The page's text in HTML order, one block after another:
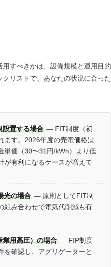
すべきかは、設備規模と運用目的
リストで、あなたの状況に合った
設置する場合 — FIT制度（初
ます。2026年度の売電価格は
単価（30〜31円/kWh）より低
が有利になるケースが増えて
光の場合 — 原則としてFIT制
組み合わせで電気代削減も有
業用高圧）の場合 — FIP制度
を確認し、アグリゲーターと